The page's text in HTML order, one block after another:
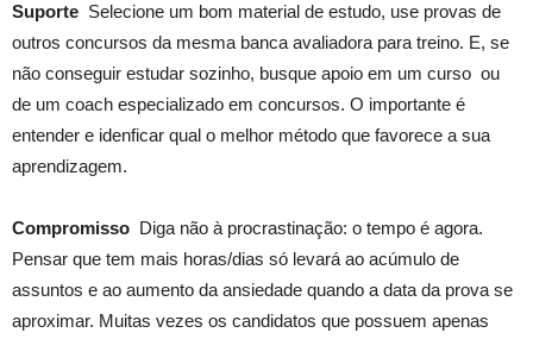
Suporte Selecione um bom material de estudo, use provas de
outros concursos da mesma banca avaliadora para treino. E, se
não conseguir estudar sozinho, busque apoio em um curso ou
de um coach especializado em concursos. O importante é
entender e idenficar qual o melhor método que favorece a sua
aprendizagem.
Compromisso Diga não à procrastinação: o tempo é agora.
Pensar que tem mais horas/dias só levará ao acúmulo de
assuntos e ao aumento da ansiedade quando a data da prova se
aproximar. Muitas vezes os candidatos que possuem apenas